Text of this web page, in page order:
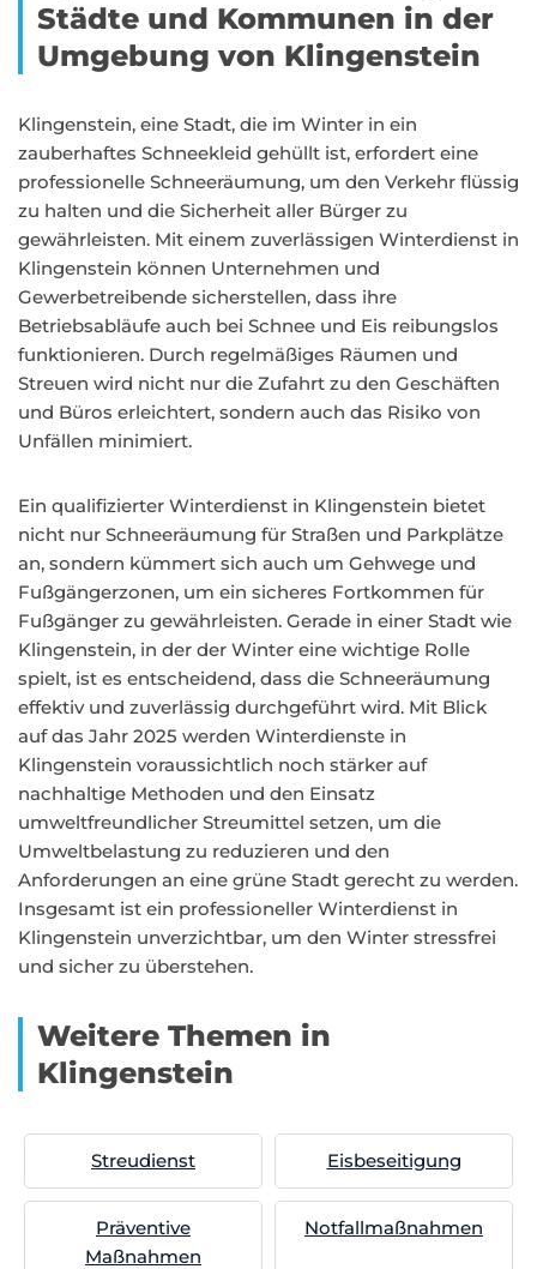
Städte und Kommunen in der
Umgebung von Klingenstein
Klingenstein, eine Stadt, die im Winter in ein
zauberhaftes Schneekleid gehüllt ist, erfordert eine
professionelle Schneeräumung, um den Verkehr flüssig
zu halten und die Sicherheit aller Bürger zu
gewährleisten. Mit einem zuverlässigen Winterdienst in
Klingenstein können Unternehmen und
Gewerbetreibende sicherstellen, dass ihre
Betriebsabläufe auch bei Schnee und Eis reibungslos
funktionieren. Durch regelmäßiges Räumen und
Streuen wird nicht nur die Zufahrt zu den Geschäften
und Büros erleichtert, sondern auch das Risiko von
Unfällen minimiert.
Ein qualifizierter Winterdienst in Klingenstein bietet
nicht nur Schneeräumung für Straßen und Parkplätze
an, sondern kümmert sich auch um Gehwege und
Fußgängerzonen, um ein sicheres Fortkommen für
Fußgänger zu gewährleisten. Gerade in einer Stadt wie
Klingenstein, in der der Winter eine wichtige Rolle
spielt, ist es entscheidend, dass die Schneeräumung
effektiv und zuverlässig durchgeführt wird. Mit Blick
auf das Jahr 2025 werden Winterdienste in
Klingenstein voraussichtlich noch stärker auf
nachhaltige Methoden und den Einsatz
umweltfreundlicher Streumittel setzen, um die
Umweltbelastung zu reduzieren und den
Anforderungen an eine grüne Stadt gerecht zu werden.
Insgesamt ist ein professioneller Winterdienst in
Klingenstein unverzichtbar, um den Winter stressfrei
und sicher zu überstehen.
Weitere Themen in
Klingenstein
Streudienst Eisbeseitigung
Präventive
Maßnahmen
Notfallmaßnahmen